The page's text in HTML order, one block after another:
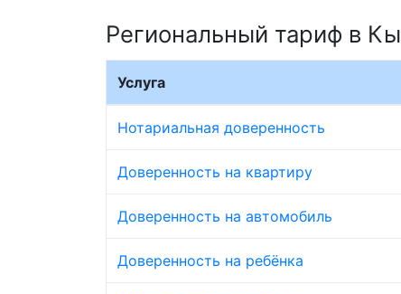
Региональный тариф в
Услуга
Нотариальная доверенность
Доверенность на квартиру
Доверенность на автомобиль
Доверенность на ребёнка